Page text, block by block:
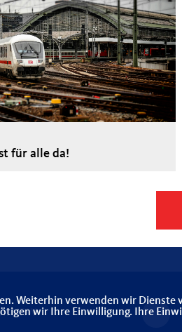
für alle da!
NRW
Weiterhin verwenden wir
wir Ihre Einwilligung. Ihre